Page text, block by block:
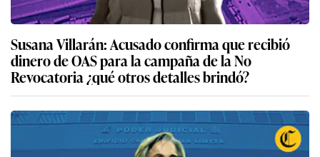
Susana Villarán: Acusado confirma que recibió
dinero de OAS para la campaña de la No
Revocatoria ¿qué otros detalles brindó?